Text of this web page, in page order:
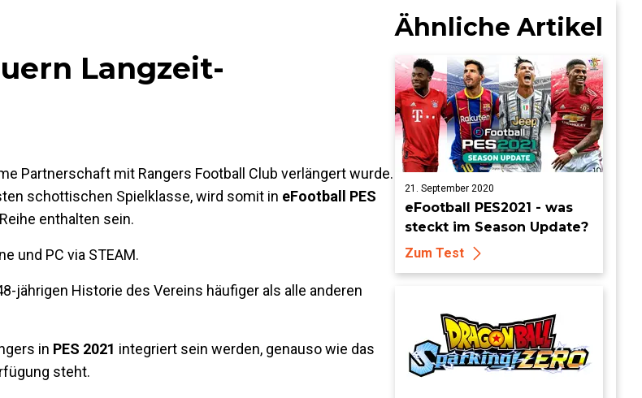
Langzeit-
Partnerschaft mit Rangers Football Club verlängert wurde.
schottischen Spielklasse, wird somit in eFootball PES
enthalten sein.
und PC via STEAM.
jährigen Historie des Vereins häufiger als alle anderen
in PES 2021 integriert sein werden, genauso wie das
steht.
Ähnliche Artikel
21. September 2020
eFootball PES2021 - was
steckt im Season Update?
Zum Test